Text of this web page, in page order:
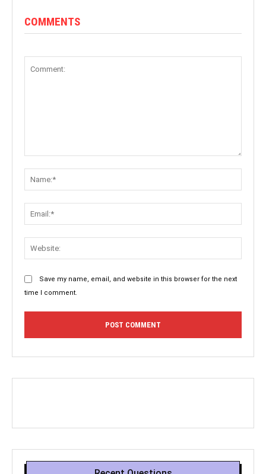
COMMENTS
Save my name, email, and website in this browser for the next
time I comment.